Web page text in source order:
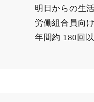
明日からの生
労働組合員向
年間約 180回